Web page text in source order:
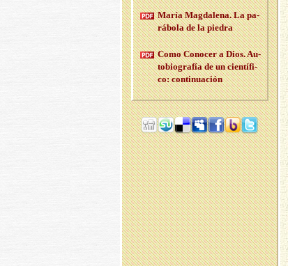
María Mag­da­le­na. La pa­
rá­bo­la de la pie­dra
Como Co­no­cer a Dios. Au­
to­bio­gra­fía de un cien­tí­fi­
co: con­ti­nua­ción